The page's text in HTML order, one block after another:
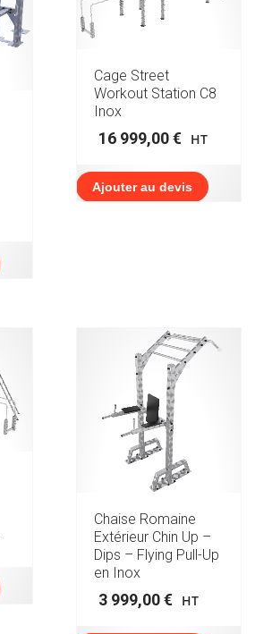
Cage Street
Workout Station C8
Inox
16 999,00€ HT
Ajouter au devis
Chaise Romaine
Extérieur Chin Up –
Dips – Flying Pull-Up
en Inox
3 999,00€ HT